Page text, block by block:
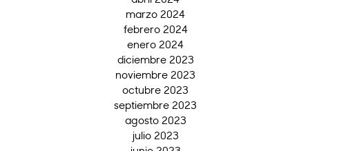
marzo 2024
febrero 2024
enero 2024
diciembre 2023
noviembre 2023
octubre 2023
septiembre 2023
agosto 2023
julio 2023